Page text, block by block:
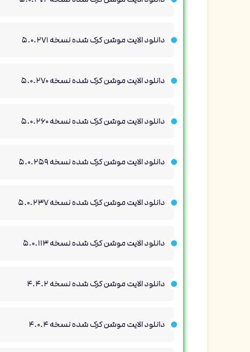
دانلود الایت موشن کرک شده نسخه 5.0.271
دانلود الایت موشن کرک شده نسخه 5.0.270
دانلود الایت موشن کرک شده نسخه 5.0.260
دانلود الایت موشن کرک شده نسخه 5.0.259
دانلود الایت موشن کرک شده نسخه 5.0.237
دانلود الایت موشن کرک شده نسخه 5.0.113
دانلود الایت موشن کرک شده نسخه 4.4.2
دانلود الایت موشن کرک شده نسخه 4.0.4